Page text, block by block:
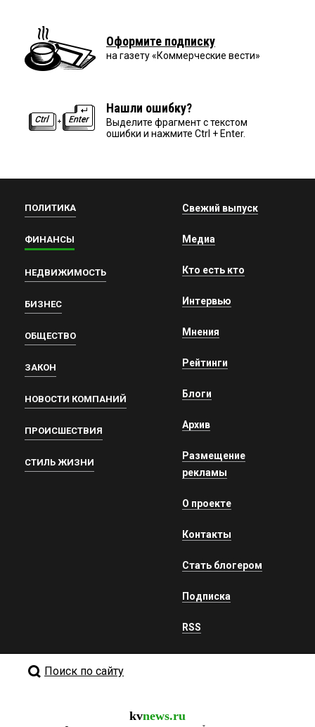
Оформите подписку
на газету «Коммерческие вести»
Нашли ошибку?
Выделите фрагмент с текстом
ошибки и нажмите Ctrl + Enter.
ПОЛИТИКА
ФИНАНСЫ
НЕДВИЖИМОСТЬ
БИЗНЕС
ОБЩЕСТВО
ЗАКОН
НОВОСТИ КОМПАНИЙ
ПРОИСШЕСТВИЯ
СТИЛЬ ЖИЗНИ
Свежий выпуск
Медиа
Кто есть кто
Интервью
Мнения
Рейтинги
Блоги
Архив
Размещение
рекламы
О проекте
Контакты
Стать блогером
Подписка
RSS
Поиск по сайту
kvnews.ru